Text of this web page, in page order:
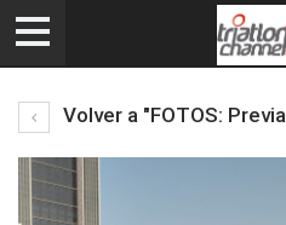
Volver a "FOTOS: